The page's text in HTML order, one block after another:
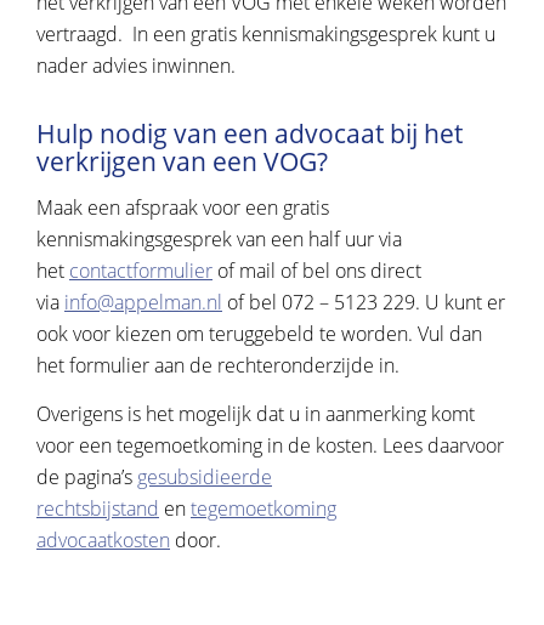
vertraagd. In een gratis kennismakingsgesprek kunt u
nader advies inwinnen.
Hulp nodig van een advocaat bij het
verkrijgen van een VOG?
Maak een afspraak voor een gratis
kennismakingsgesprek van een half uur via
het contactformulier of mail of bel ons direct
via info@appelman.nl of bel 072 – 5123 229. U kunt er
ook voor kiezen om teruggebeld te worden. Vul dan
het formulier aan de rechteronderzijde in.
Overigens is het mogelijk dat u in aanmerking komt
voor een tegemoetkoming in de kosten. Lees daarvoor
de pagina’s gesubsidieerde
rechtsbijstand entegemoetkoming
advocaatkosten door.